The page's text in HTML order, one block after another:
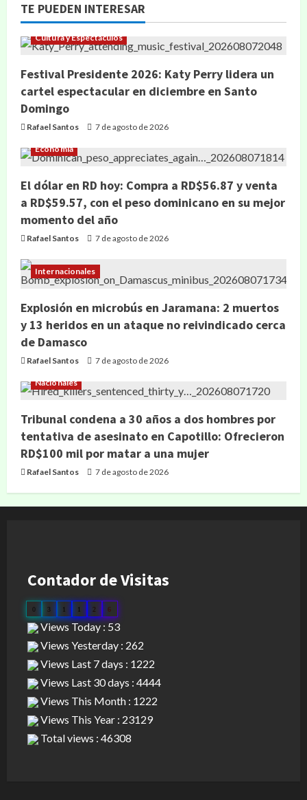
TE PUEDEN INTERESAR
Cultura y Espectáculos
Festival Presidente 2026: Katy Perry lidera un
cartel espectacular en diciembre en Santo
Domingo
Rafael Santos 7 de agosto de 2026
Economía
El dólar en RD hoy: Compra a RD$56.87 y venta
a RD$59.57, con el peso dominicano en su mejor
momento del año
Rafael Santos 7 de agosto de 2026
Internacionales
Explosión en microbús en Jaramana: 2 muertos
y 13 heridos en un ataque no reivindicado cerca
de Damasco
Rafael Santos 7 de agosto de 2026
Nacionales
Tribunal condena a 30 años a dos hombres por
tentativa de asesinato en Capotillo: Ofrecieron
RD$100 mil por matar a una mujer
Rafael Santos 7 de agosto de 2026
Contador de Visitas
3 1 1 2 6
Views Today : 53
Views Yesterday : 262
Views Last 7 days : 1222
Views Last 30 days : 4444
Views This Month : 1222
Views This Year : 23129
Total views : 46308